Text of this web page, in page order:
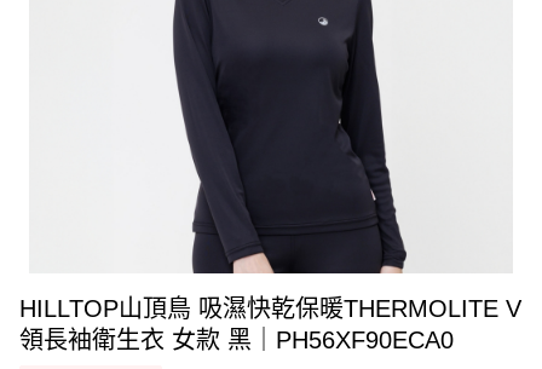
HILLTOP山頂鳥 吸濕快乾保暖THERMOLITE V
領長袖衛生衣 女款 黑｜PH56XF90ECA0